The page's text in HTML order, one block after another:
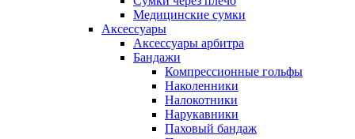
Медицинские сумки
Аксессуары
Аксессуары арбитра
Бандажи
Компрессионные гольфы
Наколенники
Налокотники
Нарукавники
Паховый бандаж